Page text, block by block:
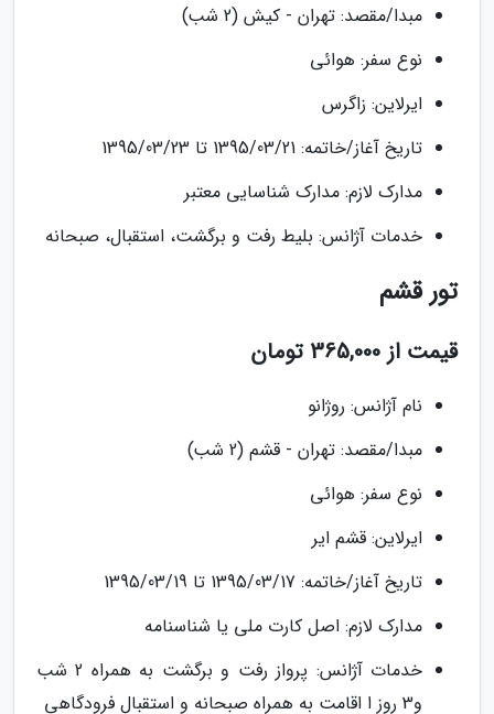
مبدا/مقصد: تهران - کیش (2 شب)
نوع سفر: هوائی
ایرلاین: زاگرس
تاریخ آغاز/خاتمه: 1395/03/21 تا 1395/03/23
مدارک لازم: مدارک شناسایی معتبر
خدمات آژانس: بلیط رفت و برگشت، استقبال، صبحانه
تور قشم
قیمت از 365,000 تومان
نام آژانس: روژانو
مبدا/مقصد: تهران - قشم (2 شب)
نوع سفر: هوائی
ایرلاین: قشم ایر
تاریخ آغاز/خاتمه: 1395/03/17 تا 1395/03/19
مدارک لازم: اصل کارت ملی یا شناسنامه
خدمات آژانس: پرواز رفت و برگشت به همراه 2 شب
و3 روز ا اقامت به همراه صبحانه و استقبال فرودگاهی